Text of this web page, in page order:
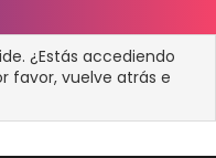
¿Estás accediendo
favor, vuelve atrás e